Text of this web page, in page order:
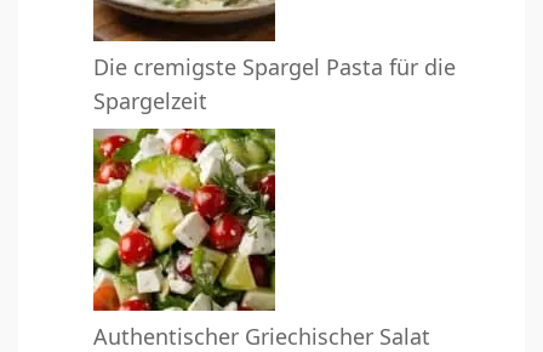
Die cremigste Spargel Pasta für die
Spargelzeit
Authentischer Griechischer Salat